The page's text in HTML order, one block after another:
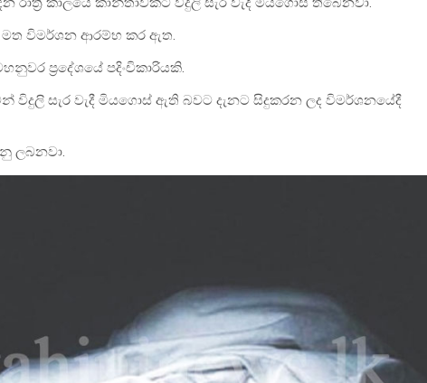
විමර්ශන ආරම්භ කර ඇත.
ප්‍රදේශයේ පදිංචිකාරියකි.
සැර වැදී මියගොස් ඇති බවට දැනට සිදුකරන ලද විමර්ශනයේදී
ලබනවා.